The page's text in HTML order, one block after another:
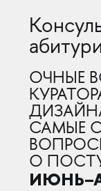
ОЧНЫЕ
САМЫЕ
О